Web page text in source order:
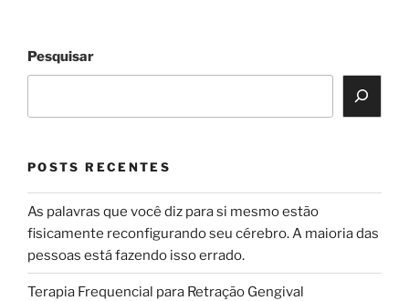
Pesquisar
POSTS RECENTES
As palavras que você diz para si mesmo estão
fisicamente reconfigurando seu cérebro. A maioria das
pessoas está fazendo isso errado.
Terapia Frequencial para Retração Gengival